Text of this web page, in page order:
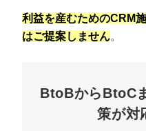
利益を産むためのCRM
はご提案しません。
BtoBからBtoC
策が対